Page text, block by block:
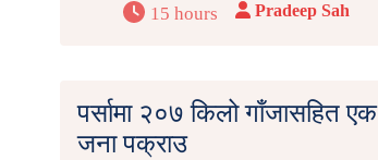
15 hours Pradeep Sah
पर्सामा २०७ किलो गाँजासहित एक
जना पक्राउ